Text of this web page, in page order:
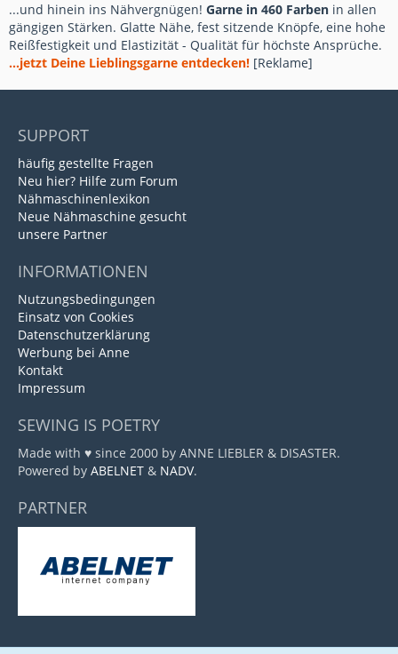
...und hinein ins Nähvergnügen! Garne in 460 Farben in allen
gängigen Stärken. Glatte Nähe, fest sitzende Knöpfe, eine hohe
Reißfestigkeit und Elastizität - Qualität für höchste Ansprüche.
...jetzt Deine Lieblingsgarne entdecken! [Reklame]
SUPPORT
häufig gestellte Fragen
Neu hier? Hilfe zum Forum
Nähmaschinenlexikon
Neue Nähmaschine gesucht
unsere Partner
INFORMATIONEN
Nutzungsbedingungen
Einsatz von Cookies
Datenschutzerklärung
Werbung bei Anne
Kontakt
Impressum
SEWING IS POETRY
Made with ♥ since 2000 by ANNE LIEBLER & DISASTER.
Powered by ABELNET & NADV.
PARTNER